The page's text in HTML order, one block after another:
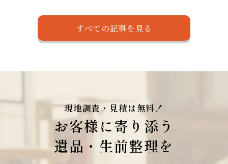
すべての記事を見る
現地調査・見積は無料！
お客様に寄り添う
遺品・生前整理を